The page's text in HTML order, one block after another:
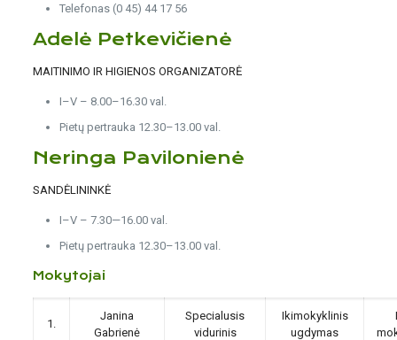
Telefonas (0 45) 44 17 56
Adelė Petkevičienė
MAITINIMO IR HIGIENOS ORGANIZATORĖ
I–V – 8.00–16.30 val.
Pietų pertrauka 12.30–13.00 val.
Neringa Pavilonienė
SANDĖLININKĖ
I–V – 7.30—16.00 val.
Pietų pertrauka 12.30–13.00 val.
Mokytojai
1.
Janina
Gabrienė
Specialusis
vidurinis
Ikimokyklinis
ugdymas